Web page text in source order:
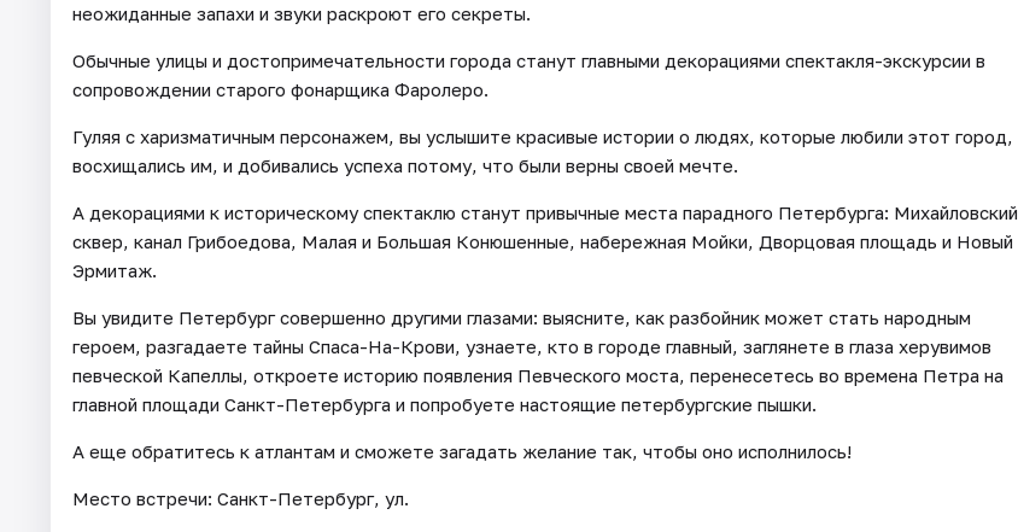
неожиданные запахи и звуки раскроют его секреты.
Обычные улицы и достопримечательности города станут главными декорациями спектакля-экскурсии в
сопровождении старого фонарщика Фаролеро.
Гуляя с харизматичным персонажем, вы услышите красивые истории о людях, которые любили этот город,
восхищались им, и добивались успеха потому, что были верны своей мечте.
А декорациями к историческому спектаклю станут привычные места парадного Петербурга: Михайловский
сквер, канал Грибоедова, Малая и Большая Конюшенные, набережная Мойки, Дворцовая площадь и Новый
Эрмитаж.
Вы увидите Петербург совершенно другими глазами: выясните, как разбойник может стать народным
героем, разгадаете тайны Спаса-На-Крови, узнаете, кто в городе главный, заглянете в глаза херувимов
певческой Капеллы, откроете историю появления Певческого моста, перенесетесь во времена Петра на
главной площади Санкт-Петербурга и попробуете настоящие петербургские пышки.
А еще обратитесь к атлантам и сможете загадать желание так, чтобы оно исполнилось!
Место встречи: Санкт-Петербург, ул.